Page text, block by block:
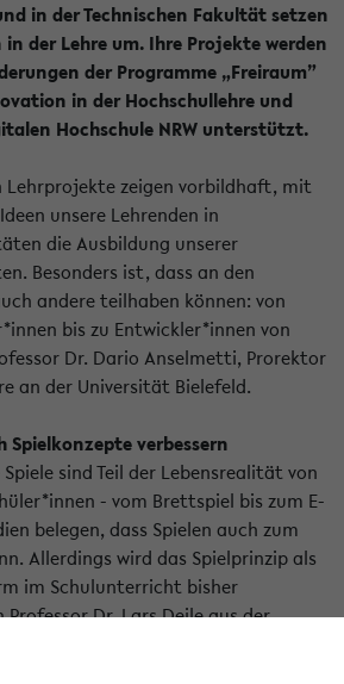
in der Technischen Fakultät setzen
der Lehre um. Ihre Projekte werden
der Programme „Freiraum”
in der Hochschullehre und
Hochschule NRW unterstützt.
Lehrprojekte zeigen vorbildhaft, mit
unsere Lehrenden in
die Ausbildung unserer
Besonders ist, dass an den
andere teilhaben können: von
bis zu Entwickler*innen von
Dr. Dario Anselmetti, Prorektor
an der Universität Bielefeld.
verbessern
sind Teil der Lebensrealität von
- vom Brettspiel bis zum E-
belegen, dass Spielen auch zum
Allerdings wird das Spielprinzip als
im Schulunterricht bisher
Dr. Lars Deile aus der